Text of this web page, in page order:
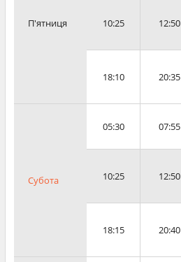
П'ятниця 10:25 12:50
18:10 20:35
Субота
05:30 07:55
10:25 12:50
18:15 20:40